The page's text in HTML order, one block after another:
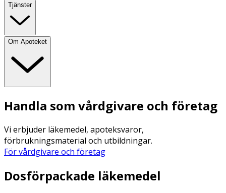
Tjänster
Om Apoteket
Handla som vårdgivare och företag
Vi erbjuder läkemedel, apoteksvaror,
förbrukningsmaterial och utbildningar.
För vårdgivare och företag
Dosförpackade läkemedel